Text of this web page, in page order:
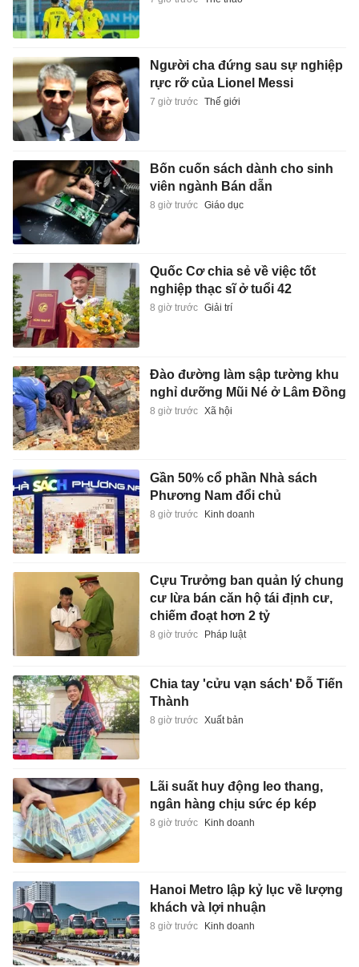
Người cha đứng sau sự nghiệp
rực rỡ của Lionel Messi
7 giờ trước Thế giới
Bốn cuốn sách dành cho sinh
viên ngành Bán dẫn
8 giờ trước Giáo dục
Quốc Cơ chia sẻ về việc tốt
nghiệp thạc sĩ ở tuổi 42
8 giờ trước Giải trí
Đào đường làm sập tường khu
nghỉ dưỡng Mũi Né ở Lâm Đồng
8 giờ trước Xã hội
Gần 50% cổ phần Nhà sách
Phương Nam đổi chủ
8 giờ trước Kinh doanh
Cựu Trưởng ban quản lý chung
cư lừa bán căn hộ tái định cư,
chiếm đoạt hơn 2 tỷ
8 giờ trước Pháp luật
Chia tay 'cửu vạn sách' Đỗ Tiến
Thành
8 giờ trước Xuất bản
Lãi suất huy động leo thang,
ngân hàng chịu sức ép kép
8 giờ trước Kinh doanh
Hanoi Metro lập kỷ lục về lượng
khách và lợi nhuận
8 giờ trước Kinh doanh